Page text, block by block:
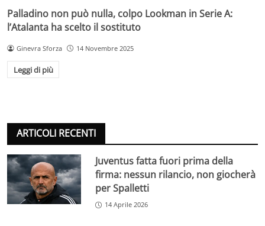
Palladino non può nulla, colpo Lookman in Serie A:
l’Atalanta ha scelto il sostituto
Ginevra Sforza 14 Novembre 2025
Leggi di più
ARTICOLI RECENTI
Juventus fatta fuori prima della
firma: nessun rilancio, non giocherà
per Spalletti
14 Aprile 2026